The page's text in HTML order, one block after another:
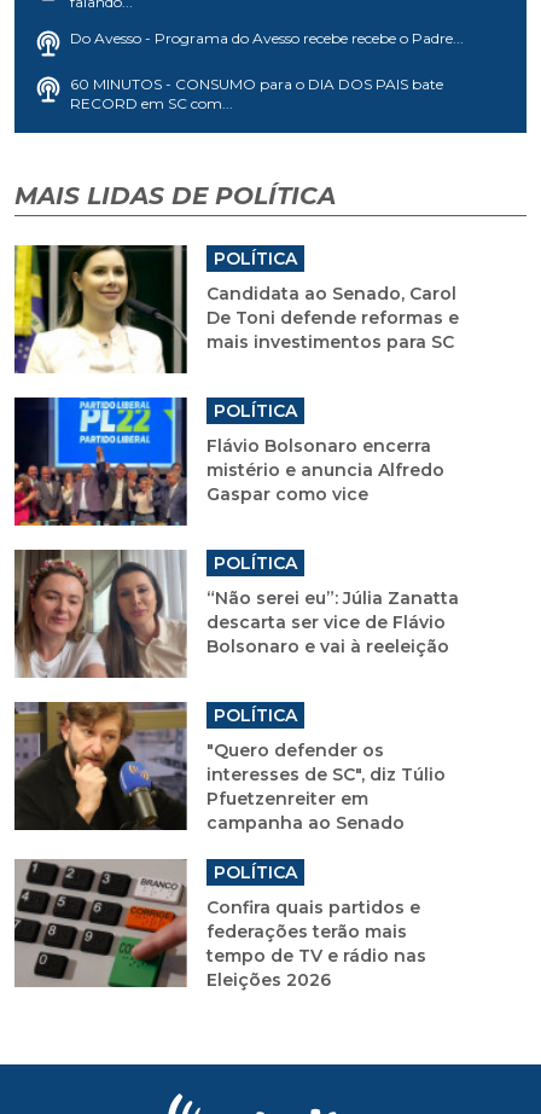
Do Avesso - Programa do Avesso recebe recebe o Padre...
60 MINUTOS - CONSUMO para o DIA DOS PAIS bate
RECORD em SC com...
MAIS LIDAS DE POLÍTICA
POLÍTICA
Candidata ao Senado, Carol
De Toni defende reformas e
mais investimentos para SC
POLÍTICA
Flávio Bolsonaro encerra
mistério e anuncia Alfredo
Gaspar como vice
POLÍTICA
“Não serei eu”: Júlia Zanatta
descarta ser vice de Flávio
Bolsonaro e vai à reeleição
POLÍTICA
"Quero defender os
interesses de SC", diz Túlio
Pfuetzenreiter em
campanha ao Senado
POLÍTICA
Confira quais partidos e
federações terão mais
tempo de TV e rádio nas
Eleições 2026